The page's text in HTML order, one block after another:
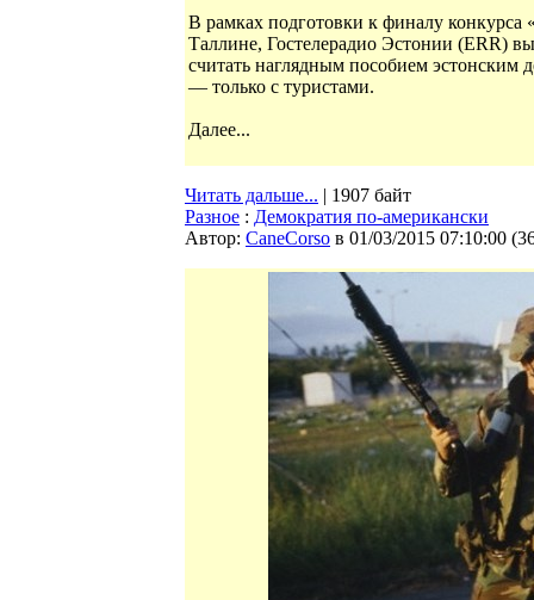
В рамках подготовки к финалу конкурса
Таллине, Гостелерадио Эстонии (ERR)
считать наглядным пособием эстонским
— только с туристами.
Далее...
Читать дальше... | 1907 байт
Разное : Демократия по-американски
Автор: CaneCorso в 01/03/2015 07:10:00 (